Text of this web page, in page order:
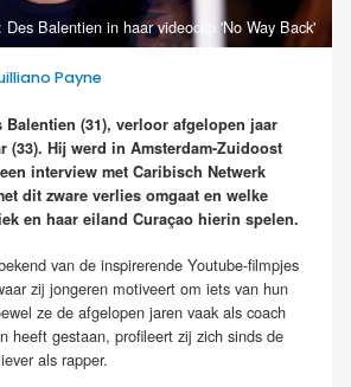
Des Balentien in haar videoclip 'No Way Back'
Payne
Balentien (31), verloor afgelopen jaar
(33). Hij werd in Amsterdam-Zuidoost
interview met Caribisch Netwerk
dit zware verlies omgaat en welke
en haar eiland Curaçao hierin spelen.
van de inspirerende Youtube-filmpjes
waar zij jongeren motiveert om iets van hun
ze de afgelopen jaren vaak als coach
heeft gestaan, profileert zij zich sinds de
als rapper.